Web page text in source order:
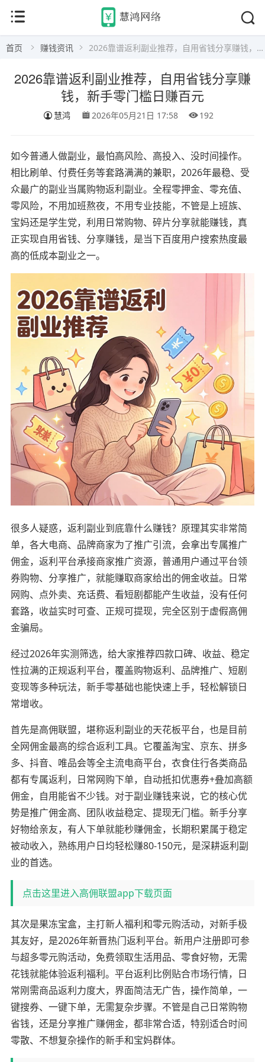
首页 赚钱资讯 2026靠谱返利副业推荐，自用省钱分享赚钱，新手零门槛日赚百元
2026靠谱返利副业推荐，自用省钱分享赚
钱，新手零门槛日赚百元
慧鸿 2026年05月21日 17:58 192
如今普通人做副业，最怕高风险、高投入、没时间操作。
相比刷单、付费任务等套路满满的兼职，2026年最稳、受
众最广的副业当属购物返利副业。全程零押金、零充值、
零风险，不用加班熬夜，不用专业技能，不管是上班族、
宝妈还是学生党，利用日常购物、碎片分享就能赚钱，真
正实现自用省钱、分享赚钱，是当下百度用户搜索热度最
高的低成本副业之一。
很多人疑惑，返利副业到底靠什么赚钱？原理其实非常简
单，各大电商、品牌商家为了推广引流，会拿出专属推广
佣金，返利平台承接商家推广资源，普通用户通过平台领
券购物、分享推广，就能赚取商家给出的佣金收益。日常
网购、点外卖、充话费、看短剧都能产生收益，没有任何
套路，收益实时可查、正规可提现，完全区别于虚假高佣
金骗局。
经过2026年实测筛选，给大家推荐四款口碑、收益、稳定
性拉满的正规返利平台，覆盖购物返利、品牌推广、短剧
变现等多种玩法，新手零基础也能快速上手，轻松解锁日
常增收。
首先是高佣联盟，堪称返利副业的天花板平台，也是目前
全网佣金最高的综合返利工具。它覆盖淘宝、京东、拼多
多、抖音、唯品会等全主流电商平台，衣食住行各类商品
都有专属返利，日常网购下单，自动抵扣优惠券+叠加高额
佣金，自用能省不少钱。对于副业赚钱来说，它的核心优
势是推广佣金高、团队收益稳定、提现无门槛。新手分享
好物给亲友，有人下单就能秒赚佣金，长期积累属于稳定
被动收入，熟练用户日均轻松赚80-150元，是深耕返利副
业的首选。
点击这里进入高佣联盟app下载页面
其次是果冻宝盒，主打新人福利和零元购活动，对新手极
其友好，是2026年新晋热门返利平台。新用户注册即可参
与超多零元购活动，免费领取生活用品、零食好物，无需
花钱就能体验返利福利。平台返利比例贴合市场行情，日
常刚需商品返利力度大，界面简洁无广告，操作简单，一
键搜券、一键下单，无需复杂步骤。不管是自己日常购物
省钱，还是分享推广赚佣金，都非常合适，特别适合时间
零散、不想复杂操作的新手和宝妈群体。